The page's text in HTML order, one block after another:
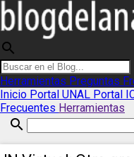
search
Herramientas Preguntas
Inicio Portal UNAL Portal
Frecuentes Herramientas
search